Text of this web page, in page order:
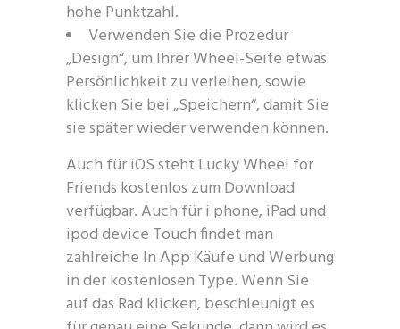
hohe Punktzahl.
Verwenden Sie die Prozedur
„Design“, um Ihrer Wheel-Seite etwas
Persönlichkeit zu verleihen, sowie
klicken Sie bei „Speichern“, damit Sie
sie später wieder verwenden können.
Auch für iOS steht Lucky Wheel for
Friends kostenlos zum Download
verfügbar. Auch für i phone, iPad und
ipod device Touch findet man
zahlreiche In App Käufe und Werbung
in der kostenlosen Type. Wenn Sie
auf das Rad klicken, beschleunigt es